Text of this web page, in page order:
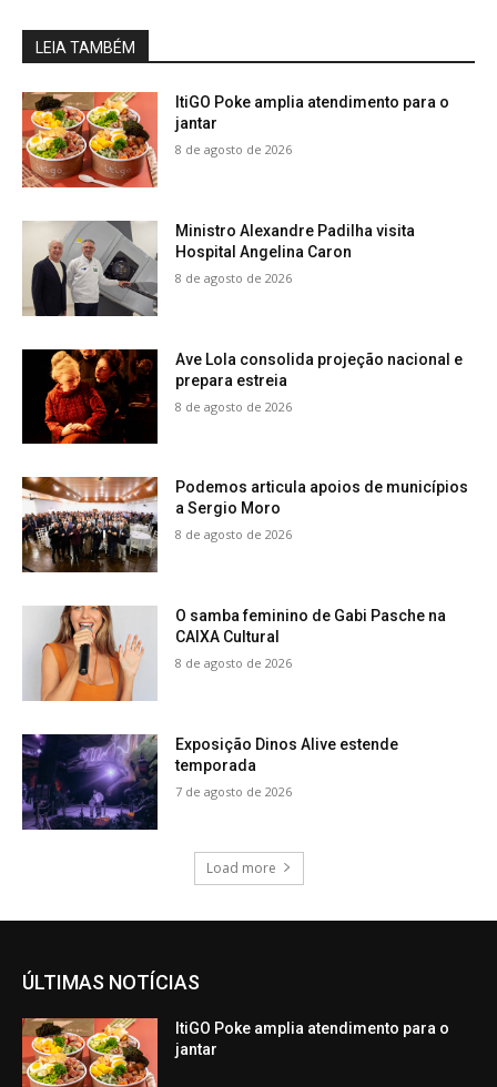
LEIA TAMBÉM
ItiGO Poke amplia atendimento para o
jantar
8 de agosto de 2026
Ministro Alexandre Padilha visita
Hospital Angelina Caron
8 de agosto de 2026
Ave Lola consolida projeção nacional e
prepara estreia
8 de agosto de 2026
Podemos articula apoios de municípios
a Sergio Moro
8 de agosto de 2026
O samba feminino de Gabi Pasche na
CAIXA Cultural
8 de agosto de 2026
Exposição Dinos Alive estende
temporada
7 de agosto de 2026
Load more
ÚLTIMAS NOTÍCIAS
ItiGO Poke amplia atendimento para o
jantar